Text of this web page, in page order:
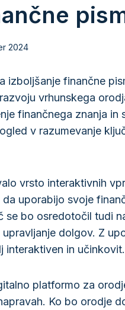
2024
izboljšanje finančne
vrhunskega
finančnega znanja
v razumevanje
vrsto interaktivnih
uporabijo svoje
se bo osredotočil tudi
dolgov. Z
interaktiven in učinkovit.
platformo za
Ko bo orodje